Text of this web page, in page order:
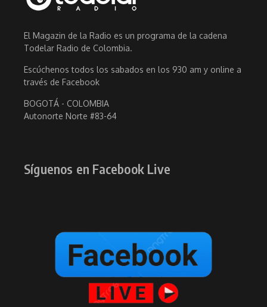
El Magazin de la Radio es un programa de la cadena
Todelar Radio de Colombia.
Escúchenos todos los sabados en los 930 am y online a
través de Facebook
BOGOTÁ - COLOMBIA
Autonorte Norte #83-64
Síguenos en Facebook Live